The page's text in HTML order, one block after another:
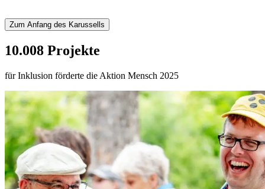
Zum Anfang des Karussells
10.008 Projekte
für Inklusion förderte die Aktion Mensch 2025